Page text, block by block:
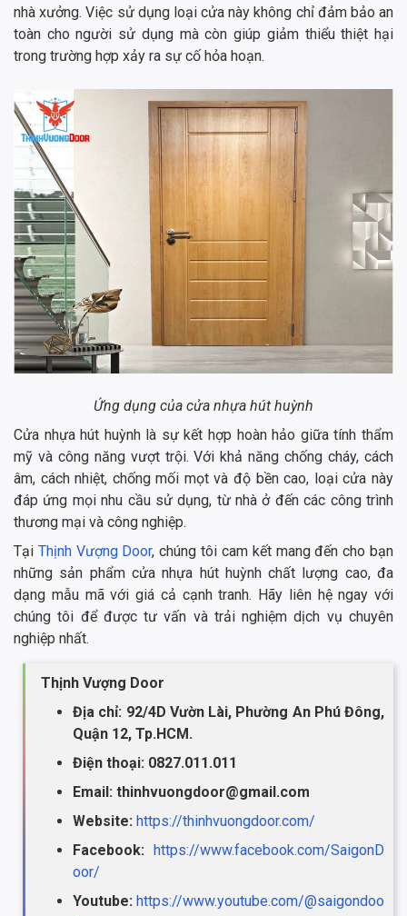
nhà xưởng. Việc sử dụng loại cửa này không chỉ đảm bảo an
toàn cho người sử dụng mà còn giúp giảm thiểu thiệt hại
trong trường hợp xảy ra sự cố hỏa hoạn.
Ứng dụng của cửa nhựa hút huỳnh
Cửa nhựa hút huỳnh là sự kết hợp hoàn hảo giữa tính thẩm
mỹ và công năng vượt trội. Với khả năng chống cháy, cách
âm, cách nhiệt, chống mối mọt và độ bền cao, loại cửa này
đáp ứng mọi nhu cầu sử dụng, từ nhà ở đến các công trình
thương mại và công nghiệp.
Tại Thịnh Vượng Door, chúng tôi cam kết mang đến cho bạn
những sản phẩm cửa nhựa hút huỳnh chất lượng cao, đa
dạng mẫu mã với giá cả cạnh tranh. Hãy liên hệ ngay với
chúng tôi để được tư vấn và trải nghiệm dịch vụ chuyên
nghiệp nhất.
Thịnh Vượng Door
Địa chỉ: 92/4D Vườn Lài, Phường An Phú Đông,
Quận 12, Tp.HCM.
Điện thoại: 0827.011.011
Email: thinhvuongdoor@gmail.com
Website: https://thinhvuongdoor.com/
Facebook: https://www.facebook.com/SaigonD
oor/
Youtube: https://www.youtube.com/@saigondoo